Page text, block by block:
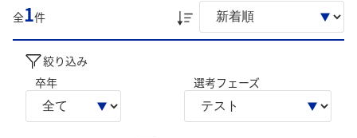
全1件
絞り込み
卒年
選考フェーズ